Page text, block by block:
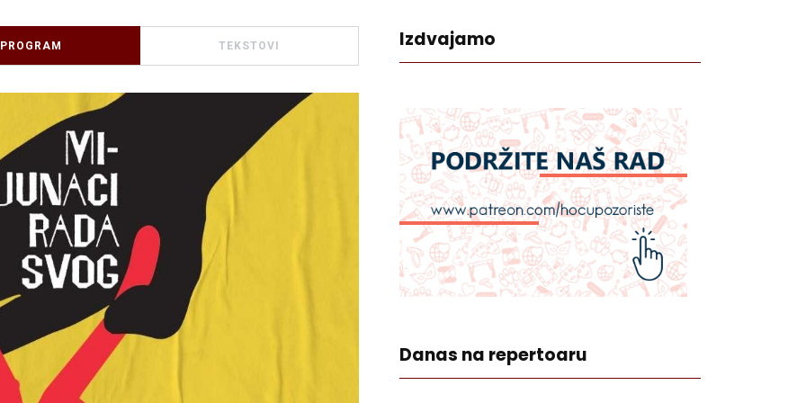
PROGRAM TEKSTOVI Izdvajamo
Danas na repertoaru